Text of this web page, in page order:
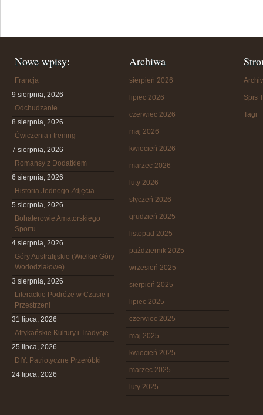
Nowe wpisy:
Francja
9 sierpnia, 2026
Odchudzanie
8 sierpnia, 2026
Ćwiczenia i trening
7 sierpnia, 2026
Romansy z Dodatkiem
6 sierpnia, 2026
Historia Jednego Zdjęcia
5 sierpnia, 2026
Bohaterowie Amatorskiego
Sportu
4 sierpnia, 2026
Góry Australijskie (Wielkie Góry
Wododziałowe)
3 sierpnia, 2026
Literackie Podróże w Czasie i
Przestrzeni
31 lipca, 2026
Afrykańskie Kultury i Tradycje
25 lipca, 2026
DIY: Patriotyczne Przeróbki
24 lipca, 2026
Archiwa
sierpień 2026
lipiec 2026
czerwiec 2026
maj 2026
kwiecień 2026
marzec 2026
luty 2026
styczeń 2026
grudzień 2025
listopad 2025
październik 2025
wrzesień 2025
sierpień 2025
lipiec 2025
czerwiec 2025
maj 2025
kwiecień 2025
marzec 2025
luty 2025
Spis
Tagi